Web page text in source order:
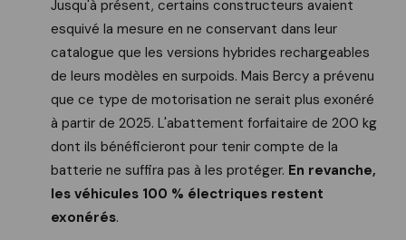
Jusqu'à présent, certains constructeurs avaient
esquivé la mesure en ne conservant dans leur
catalogue que les versions hybrides rechargeables
de leurs modèles en surpoids. Mais Bercy a prévenu
que ce type de motorisation ne serait plus exonéré
à partir de 2025. L'abattement forfaitaire de 200 kg
dont ils bénéficieront pour tenir compte de la
batterie ne suffira pas à les protéger. En revanche,
les véhicules 100 % électriques restent
exonérés.